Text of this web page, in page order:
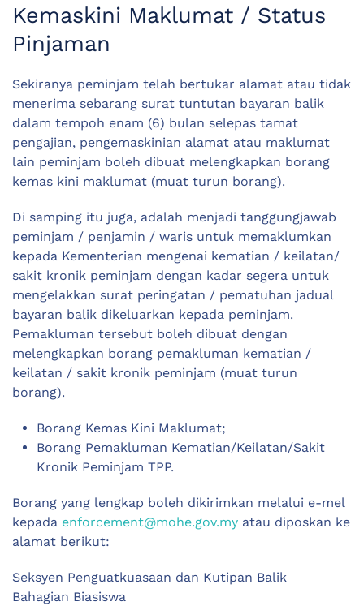
Kemaskini Maklumat / Status
Pinjaman
Sekiranya peminjam telah bertukar alamat atau tidak
menerima sebarang surat tuntutan bayaran balik
dalam tempoh enam (6) bulan selepas tamat
pengajian, pengemaskinian alamat atau maklumat
lain peminjam boleh dibuat melengkapkan borang
kemas kini maklumat (muat turun borang).
Di samping itu juga, adalah menjadi tanggungjawab
peminjam / penjamin / waris untuk memaklumkan
kepada Kementerian mengenai kematian / keilatan/
sakit kronik peminjam dengan kadar segera untuk
mengelakkan surat peringatan / pematuhan jadual
bayaran balik dikeluarkan kepada peminjam.
Pemakluman tersebut boleh dibuat dengan
melengkapkan borang pemakluman kematian /
keilatan / sakit kronik peminjam (muat turun
borang).
Borang Kemas Kini Maklumat;
Borang Pemakluman Kematian/Keilatan/Sakit
Kronik Peminjam TPP.
Borang yang lengkap boleh dikirimkan melalui e-mel
kepada enforcement@mohe.gov.my atau diposkan ke
alamat berikut:
Seksyen Penguatkuasaan dan Kutipan Balik
Bahagian Biasiswa